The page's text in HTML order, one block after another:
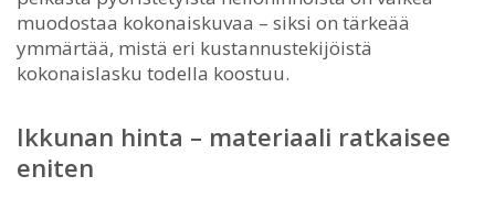
muodostaa kokonaiskuvaa – siksi on tärkeää
ymmärtää, mistä eri kustannustekijöistä
kokonaislasku todella koostuu.
Ikkunan hinta – materiaali ratkaisee
eniten